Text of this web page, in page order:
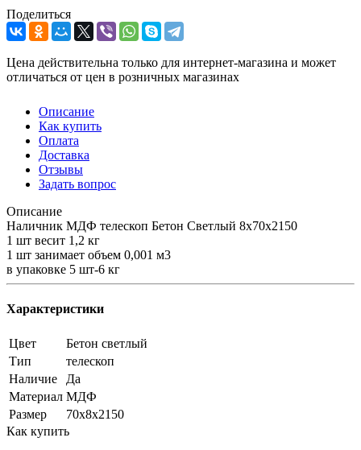
Поделиться
Цена действительна только для интернет-магазина и может
отличаться от цен в розничных магазинах
Описание
Как купить
Оплата
Доставка
Отзывы
Задать вопрос
Описание
Наличник МДФ телескоп Бетон Светлый 8х70х2150
1 шт весит 1,2 кг
1 шт занимает объем 0,001 м3
в упаковке 5 шт-6 кг
Характеристики
Цвет
Бетон светлый
Тип
телескоп
Наличие
Да
Материал МДФ
Размер
70х8х2150
Как купить